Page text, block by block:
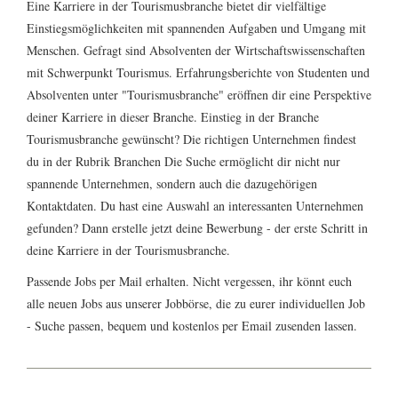
Eine Karriere in der Tourismusbranche bietet dir vielfältige
Einstiegsmöglichkeiten mit spannenden Aufgaben und Umgang mit
Menschen. Gefragt sind Absolventen der Wirtschaftswissenschaften
mit Schwerpunkt Tourismus. Erfahrungsberichte von Studenten und
Absolventen unter "Tourismusbranche" eröffnen dir eine Perspektive
deiner Karriere in dieser Branche. Einstieg in der Branche
Tourismusbranche gewünscht? Die richtigen Unternehmen findest
du in der Rubrik Branchen Die Suche ermöglicht dir nicht nur
spannende Unternehmen, sondern auch die dazugehörigen
Kontaktdaten. Du hast eine Auswahl an interessanten Unternehmen
gefunden? Dann erstelle jetzt deine Bewerbung - der erste Schritt in
deine Karriere in der Tourismusbranche.
Passende Jobs per Mail erhalten. Nicht vergessen, ihr könnt euch
alle neuen Jobs aus unserer Jobbörse, die zu eurer individuellen Job
- Suche passen, bequem und kostenlos per Email zusenden lassen.